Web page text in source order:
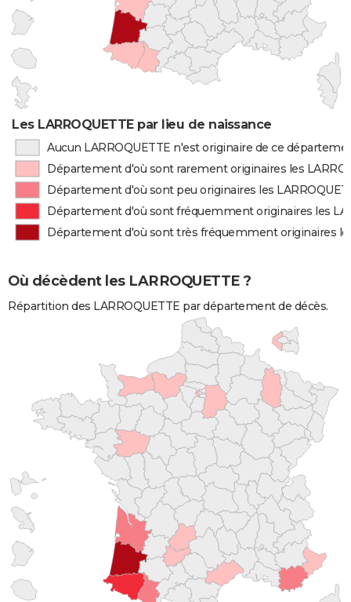
Les LARROQUETTE par lieu de naissance
Aucun LARROQUETTE n'est originaire de ce
Département d'où sont rarement originaires les
Département d'où sont peu originaires les
Département d'où sont fréquemment originaires les
Département d'où sont très fréquemment originaires
Où décèdent les LARROQUETTE ?
Répartition des LARROQUETTE par département de décès.